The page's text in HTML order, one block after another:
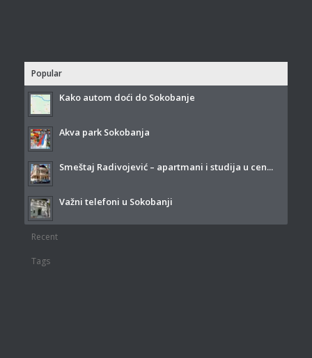
Popular
Kako autom doći do Sokobanje
Akva park Sokobanja
Smeštaj Radivojević – apartmani i studija u cen...
Važni telefoni u Sokobanji
Recent
Tags